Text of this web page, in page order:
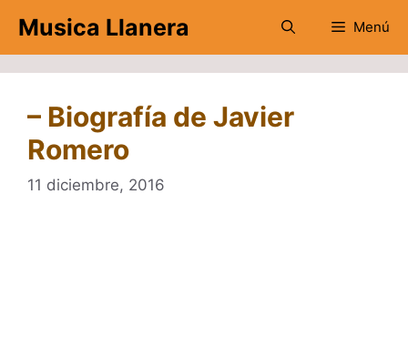
contenido
Musica Llanera Menú
– Biografía de Javier
Romero
11 diciembre, 2016